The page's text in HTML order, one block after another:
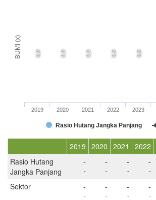
BUMI (x) 0,0 0,0 0,0 0,0 0,0
Rasio Hutang Jangka Panjang
2019 2020 2021 2022 2023
2019 2020 2021 2022
Rasio Hutang
Jangka Panjang
-
-
-
-
-
-
-
-
Sektor -
-
-
-
-
-
-
-